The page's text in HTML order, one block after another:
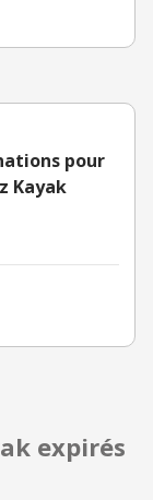
pour
Kayak
expirés